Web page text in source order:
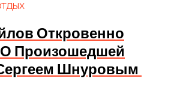
Откровенно
О Произошедшей
Шнуровым